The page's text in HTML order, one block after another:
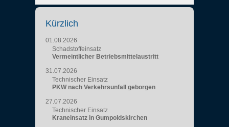
Kürzlich
01.08.2026
Schadstoffeinsatz
Vermeintlicher Betriebsmittelaustritt
31.07.2026
Technischer Einsatz
PKW nach Verkehrsunfall geborgen
27.07.2026
Technischer Einsatz
Kraneinsatz in Gumpoldskirchen